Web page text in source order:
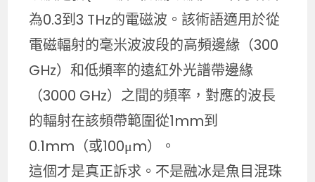
為0.3到3 THz的電磁波。該術語適用於從
電磁輻射的毫米波波段的高頻邊緣（300
GHz）和低頻率的遠紅外光譜帶邊緣
（3000 GHz）之間的頻率，對應的波長
的輻射在該頻帶範圍從1mm到
0.1mm（或100μm）。
這個才是真正訴求。不是融冰是魚目混珠